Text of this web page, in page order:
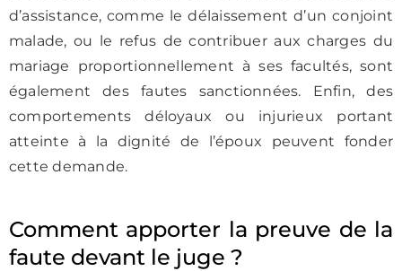
d’assistance, comme le délaissement d’un conjoint
malade, ou le refus de contribuer aux charges du
mariage proportionnellement à ses facultés, sont
également des fautes sanctionnées. Enfin, des
comportements déloyaux ou injurieux portant
atteinte à la dignité de l’époux peuvent fonder
cette demande.
Comment apporter la preuve de la
faute devant le juge ?